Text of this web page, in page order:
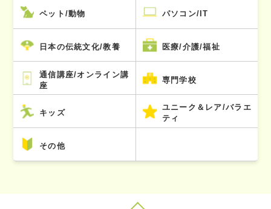
ペット/動物 パソコン/IT
日本の伝統文化/教養 医療/介護/福祉
通信講座/オンライン講
座
専門学校
キッズ
ユニーク＆レア/バラエ
ティ
その他